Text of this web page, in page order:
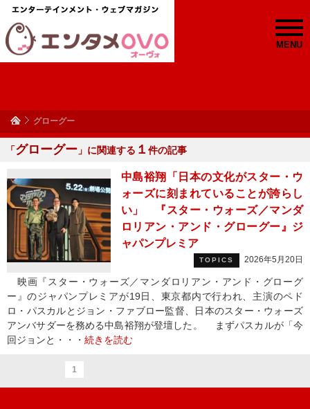
MENU
グローグー
「グローグー 」に関連する １ 件の記事
中島裕翔「日本の文化がスター・ウ
ォーズに刻まれていることが誇らし
い」 『スター・ウォーズ／マンダ
ロリアン・アンド・グローグー』ジ
ャパンプレミア
TOPICS 2026年5月20日
映画『スター・ウォーズ／マンダロリアン・アンド・グローグ
ー』のジャパンプレミアが19日、東京都内で行われ、主演のペド
ロ・パスカルとジョン・ファブロー監督、日本のスター・ウォーズ
アンバサダーを務める中島裕翔が登壇した。 まずパスカルが「今
回ジョンと・・・ 続きを読む
1